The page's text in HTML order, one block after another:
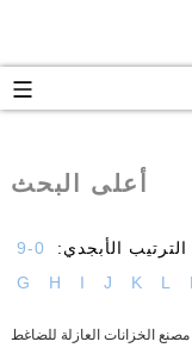
أعلى البحث
الأبجدي: 0-9
G
H I J K L
مصنع الخزانات العازلة للضاغط